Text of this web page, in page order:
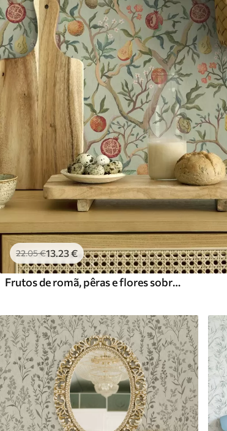
22.05€13.23€
Frutos de romã, pêras e flores sobre um fundo verde claro